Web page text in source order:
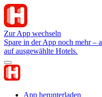
Zur App wechseln
Spare in der App noch mehr –
auf ausgewählte Hotels.
App herunterladen